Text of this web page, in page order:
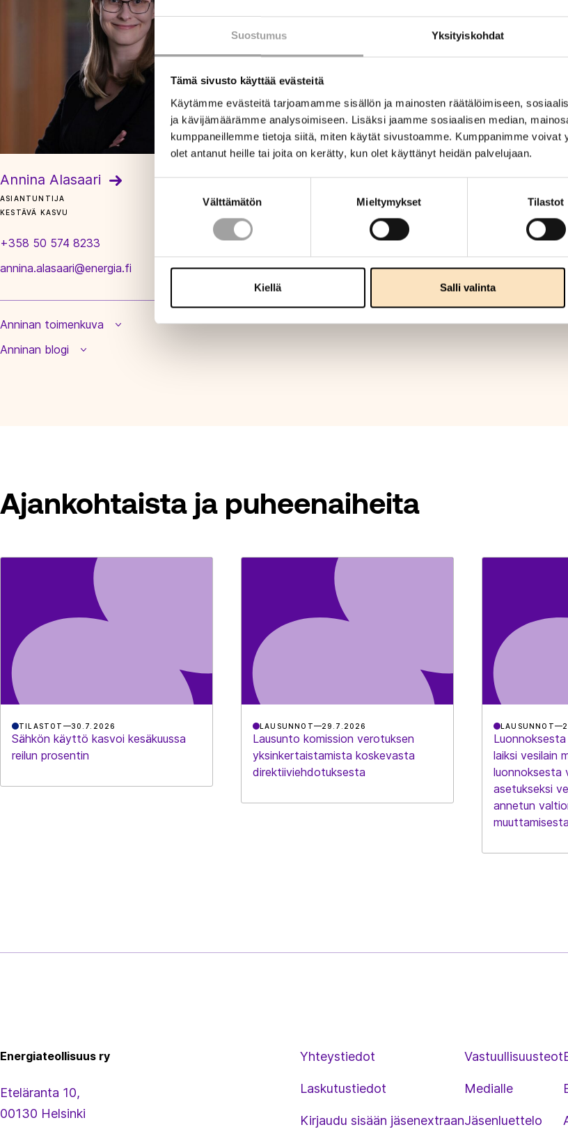
Suostumus Yksityiskohdat
Tämä sivusto käyttää evästeitä
Käytämme evästeitä tarjoamamme sisällön ja mainosten räätälöimiseen,
ja kävijämäärämme analysoimiseen. Lisäksi jaamme sosiaalisen median,
kumppaneillemme tietoja siitä, miten käytät sivustoamme. Kumppanimme voivat
olet antanut heille tai joita on kerätty, kun olet käyttänyt heidän palvelujaan.
Välttämätön Mieltymykset Tilastot
Kiellä Salli valinta
Annina Alasaari
ASIANTUNTIJA
KESTÄVÄ KASVU
+358 50 574 8233
annina.alasaari@energia.fi
Anninan toimenkuva
Anninan blogi
Ajankohtaista ja puheenaiheita
TILASTOT 30.7.2026
Sähkön käyttö kasvoi kesäkuussa
reilun prosentin
LAUSUNNOT 29.7.2026
Lausunto komission verotuksen
yksinkertaistamista koskevasta
direktiiviehdotuksesta
LAUSUNNOT
laiksi vesilain
luonnoksesta
asetukseksi
annetun
Energiateollisuus ry
Eteläranta 10,
00130 Helsinki
Yhteystiedot
Laskutustiedot
Kirjaudu sisään jäsenextraan
Vastuullisuusteot
Medialle
Jäsenluettelo